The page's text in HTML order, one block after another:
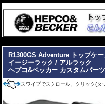
R1300GS Adventure トップケ
イージーラック / アルラック
ヘプコ&ベッカー カスタムパーツ
スワイプでスクロール、クリック(タ